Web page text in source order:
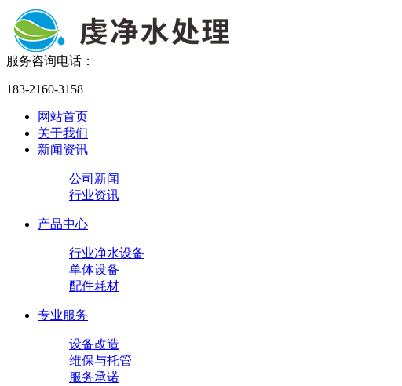
服务咨询电话：
183-2160-3158
网站首页
关于我们
新闻资讯
公司新闻
行业资讯
产品中心
行业净水设备
单体设备
配件耗材
专业服务
设备改造
维保与托管
服务承诺